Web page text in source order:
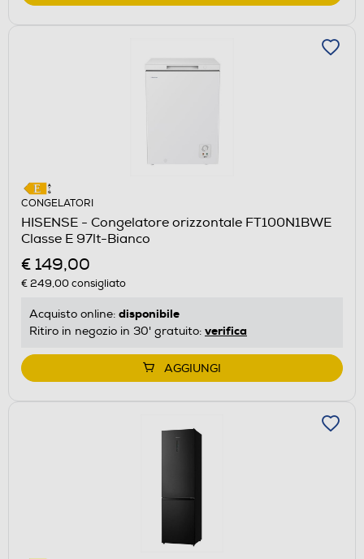
CONGELATORI
HISENSE - Congelatore orizzontale FT100N1BWE
Classe E 97lt-Bianco
€ 149,00
€ 249,00consigliato
Acquisto online: disponibile
Ritiro in negozio in 30' gratuito: verifica
AGGIUNGI